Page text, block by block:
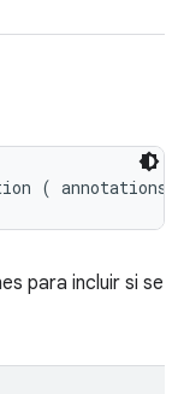
( annotations)
para incluir si se